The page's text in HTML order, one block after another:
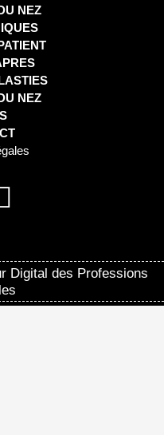
NEZ
NEZ
Digital des Professions